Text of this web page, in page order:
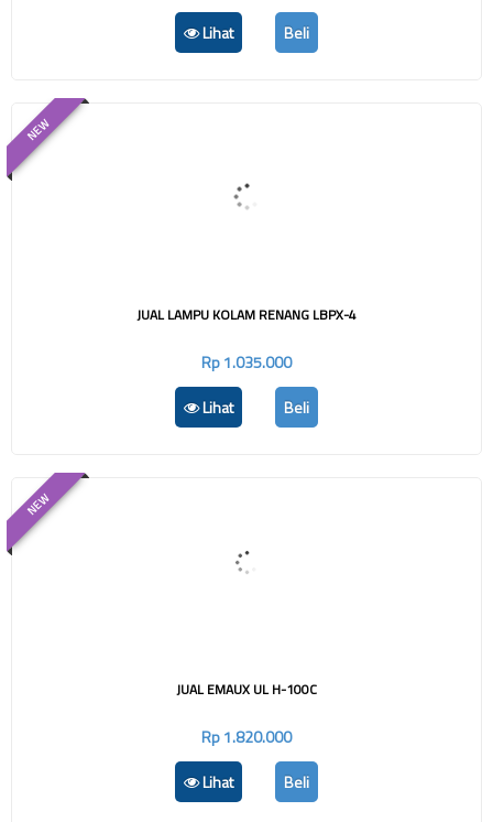
Lihat
Beli
NEW
JUAL LAMPU KOLAM RENANG LBPX-4
Rp 1.035.000
Lihat
Beli
NEW
JUAL EMAUX UL H-100C
Rp 1.820.000
Lihat
Beli